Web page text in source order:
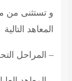
و تستثنى من
المعاهد التالية
– المراحل